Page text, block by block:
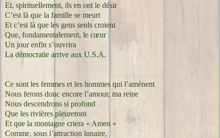
Et, spirituellement, ils en ont le désir
C’est là que la famille se meurt
Et c’est là que les gens seuls croient
Que, fondamentalement, le cœur
Un jour enfin s’ouvrira
La démocratie arrive aux U.S.A.
Ce sont les femmes et les hommes qui l’amènent
Nous ferons donc encore l’amour, ma reine
Nous descendrons si profond
Que les rivières pleureront
Et que la montagne criera « Amen »
Comme, sous l’attraction lunaire,